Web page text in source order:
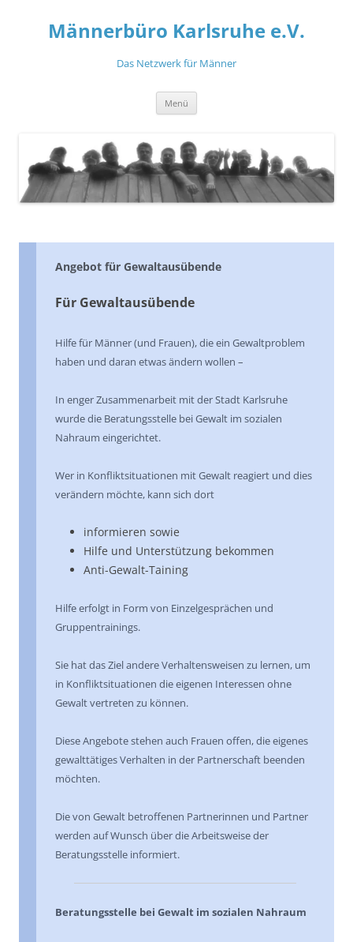
springenMännerbüro Karlsruhe e.V.
Das Netzwerk für Männer
Menü
Angebot für Gewaltausübende
Für Gewaltausübende
Hilfe für Männer (und Frauen), die ein Gewalt­pro­blem
haben und daran etwas ändern wollen –
In enger Zusam­men­ar­beit mit der Stadt Karlsruhe
wurde die Beratungs­stelle bei Gewalt im sozialen
Nahraum einge­rich­tet.
Wer in Konflikt­si­tua­tio­nen mit Gewalt reagiert und dies
verändern möchte, kann sich dort
infor­mie­ren sowie
Hilfe und Unter­stüt­zung bekommen
Anti-Gewalt-Taining
Hilfe erfolgt in Form von Einzel­ge­sprä­chen und
Gruppen­trai­nings.
Sie hat das Ziel andere Verhal­tens­wei­sen zu lernen, um
in Konflikt­si­tua­tio­nen die eigenen Interessen ohne
Gewalt vertreten zu können.
Diese Angebote stehen auch Frauen offen, die eigenes
gewalt­tä­ti­ges Verhalten in der Partner­schaft beenden
möchten.
Die von Gewalt betrof­fe­nen Partne­rin­nen und Partner
werden auf Wunsch über die Arbeits­weise der
Beratungs­stelle informiert.
Beratungs­stelle bei Gewalt im sozialen Nahraum